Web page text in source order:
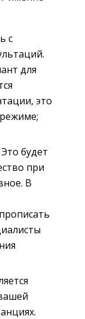
с
для
это
будет
при
В